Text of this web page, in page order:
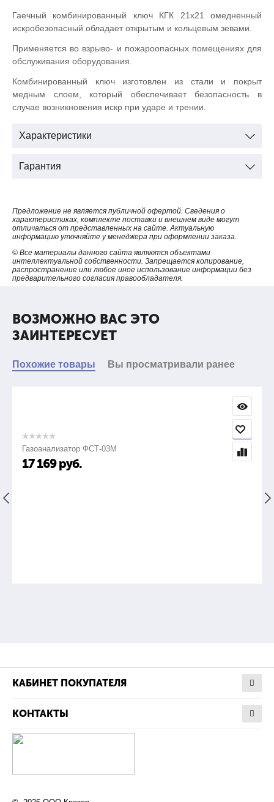
Гаечный комбинированный ключ КГК 21х21 омедненный
искробезопасный обладает открытым и кольцевым зевами.
Применяется во взрыво- и пожароопасных помещениях для
обслуживания оборудования.
Комбинированный ключ изготовлен из стали и покрыт
медным слоем, который обеспечивает безопасность в
случае возникновения искр при ударе и трении.
Характеристики
Гарантия
Предложение не является публичной офертой. Сведения о
характеристиках, комплекте поставки и внешнем виде могут
отличаться от представленных на сайте. Актуальную
информацию уточняйте у менеджера при оформлении заказа.
© Все материалы данного сайта являются объектами
интеллектуальной собственности. Запрещается копирование,
распространение или любое иное использование информации без
предварительного согласия правообладателя.
ВОЗМОЖНО ВАС ЭТО
ЗАИНТЕРЕСУЕТ
Похожие товары Вы просматривали ранее
Газоанализатор ФСТ-03М
17 169 руб.
КАБИНЕТ ПОКУПАТЕЛЯ
КОНТАКТЫ